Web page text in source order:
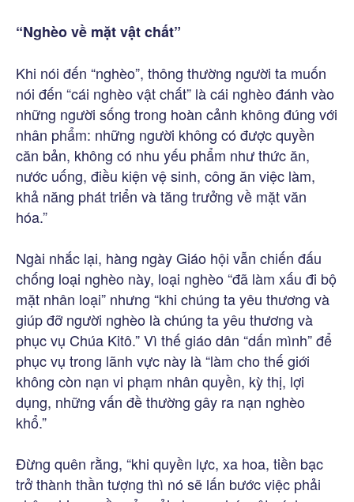
“Nghèo về mặt vật chất”
Khi nói đến “nghèo”, thông thường người ta muốn
nói đến “cái nghèo vật chất” là cái nghèo đánh vào
những người sống trong hoàn cảnh không đúng với
nhân phẩm: những người không có được quyền
căn bản, không có nhu yếu phẩm như thức ăn,
nước uống, điều kiện vệ sinh, công ăn việc làm,
khả năng phát triển và tăng trưởng về mặt văn
hóa.”
Ngài nhắc lại, hàng ngày Giáo hội vẫn chiến đấu
chống loại nghèo này, loại nghèo “đã làm xấu đi bộ
mặt nhân loại” nhưng “khi chúng ta yêu thương và
giúp đỡ người nghèo là chúng ta yêu thương và
phục vụ Chúa Kitô.” Vì thế giáo dân “dấn mình” để
phục vụ trong lãnh vực này là “làm cho thế giới
không còn nạn vi phạm nhân quyền, kỳ thị, lợi
dụng, những vấn đề thường gây ra nạn nghèo
khổ.”
Đừng quên rằng, “khi quyền lực, xa hoa, tiền bạc
trở thành thần tượng thì nó sẽ lấn bước việc phải